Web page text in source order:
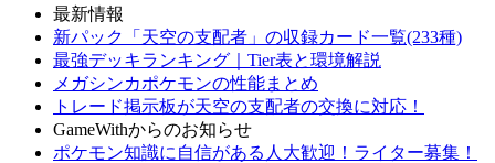
最新情報
新パック「天空の支配者」の収録カード一覧(233種)
最強デッキランキング｜Tier表と環境解説
メガシンカポケモンの性能まとめ
トレード掲示板が天空の支配者の交換に対応！
GameWithからのお知らせ
ポケモン知識に自信がある人大歓迎！ライター募集！